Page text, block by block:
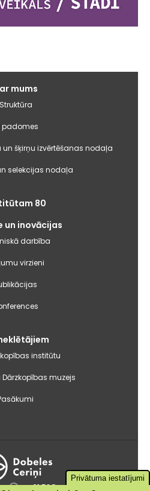
mums
Struktūra
padomes
šķirņu izvērtēšanas nodaļa
selekcijas nodaļa
80
un inovācijas
darbība
virzieni
institūtu
Dārzkopības muzejs
+21.5°C
Privātuma iestatījumi